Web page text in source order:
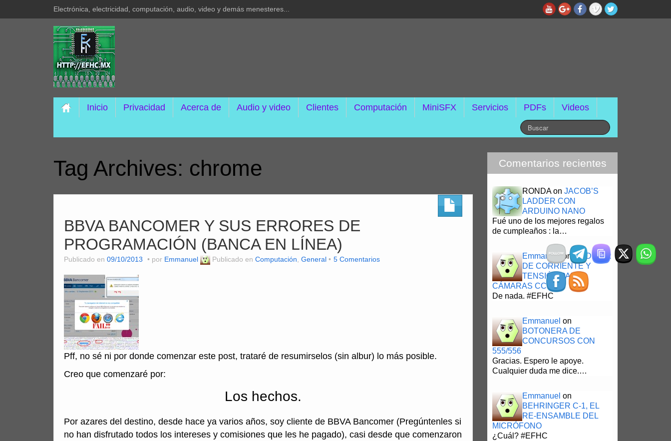
Electrónica, electricidad, computación, audio, video y demás menesteres...
Inicio Privacidad Acerca de Audio y video Clientes Computación MiniSFX Servicios PDFs Videos
Tag Archives: chrome
BBVA BANCOMER Y SUS ERRORES DE
PROGRAMACIÓN (BANCA EN LÍNEA)
Publicado en 09/10/2013 por Emmanuel Publicado en Computación General 5 Comentarios
Pff, no sé ni por donde comenzar este post, trataré de resumirselos (sin albur) lo más posible.
Creo que comenzaré por:
Los hechos.
Por azares del destino, desde hace ya varios años, soy cliente de BBVA Bancomer (Pregúntenles si
no han disfrutado todos los intereses y comisiones que les he pagado), casi desde que comenzaron
Comentarios recientes
RONDA on JACOB’S
LADDER CON
ARDUINO NANO
Fué uno de los mejores regalos
de cumpleaños : la…
Emmanuel on MEDIDOR
DE CORRIENTE Y
TENSIÓN PARA
CÁMARAS CCTV
De nada. #EFHC
Emmanuel on
BOTONERA DE
CONCURSOS CON
555/556
Gracias. Espero le apoye.
Cualquier duda me dice.…
Emmanuel on
BEHRINGER C-1, EL
RE-ENSAMBLE DEL
MICRÓFONO
¿Cuál? #EFHC